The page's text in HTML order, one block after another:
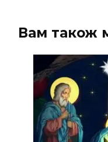
Вам також